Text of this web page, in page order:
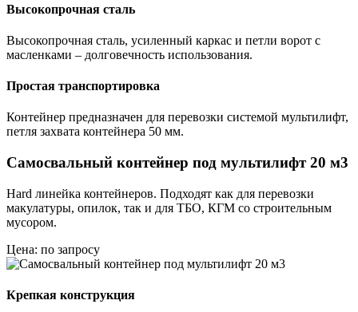
Высокопрочная сталь
Высокопрочная сталь, усиленный каркас и петли ворот с
масленками – долговечность использования.
Простая транспортировка
Контейнер предназначен для перевозки системой мультилифт,
петля захвата контейнера 50 мм.
Самосвальный контейнер под мультилифт 20 м3
Hard линейка контейнеров. Подходят как для перевозки
макулатуры, опилок, так и для ТБО, КГМ со строительным
мусором.
Цена: по запросу
Крепкая конструкция